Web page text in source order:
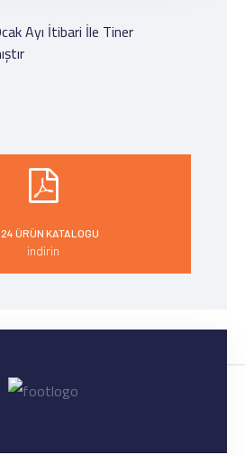
Ayı İtibari İle Tiner
ÜRÜN KATALOGU
indirin